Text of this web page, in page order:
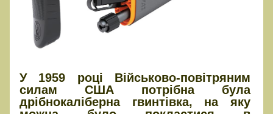
У 1959 році Військово-повітряним
силам США потрібна була
дрібнокаліберна гвинтівка, на яку